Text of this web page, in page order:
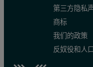
第三方隐私
商标
我们的政策
反奴役和人